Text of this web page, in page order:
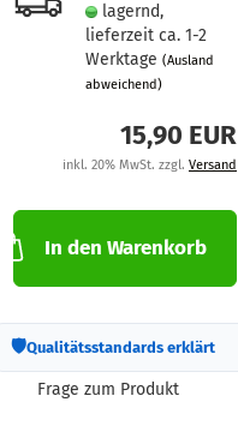
lagernd,
lieferzeit ca. 1-2
Werktage(Ausland
abweichend)
15,90 EUR
inkl. 20% MwSt. zzgl. Versand
In den Warenkorb
🛡Qualitätsstandards erklärt
Frage zum Produkt